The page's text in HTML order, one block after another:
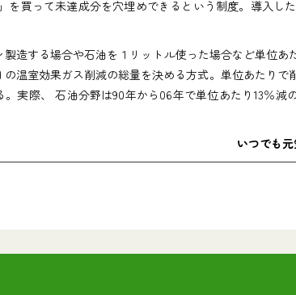
買って未達成分を穴埋めできるという制度。導入し
製造する場合や石油を１リットル使った場合など単位あ
温室効果ガス削減の総量を決める方式。単位あたりで
実際、 石油分野は90年から06年で単位あたり13％減
いつでも